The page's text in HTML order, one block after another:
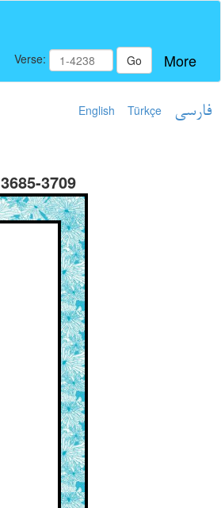
Verse: Go More
English Türkçe فارسی
3685-3709